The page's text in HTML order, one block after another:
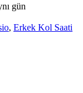
gün
, Erkek Kol Saati